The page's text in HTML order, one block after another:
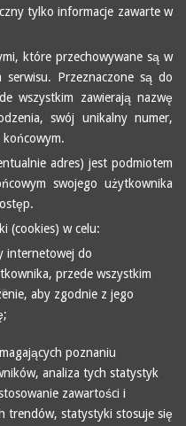
tylko informacje zawarte w
które przechowywane są w
Przeznaczone są do
wszystkim zawierają nazwę
swój unikalny numer,
adres) jest podmiotem
swojego użytkownika
(cookies) w celu:
internetowej do
przede wszystkim
aby zgodnie z jego
poznaniu
analiza tych statystyk
zawartości i
trendów, statystyki stosuje się